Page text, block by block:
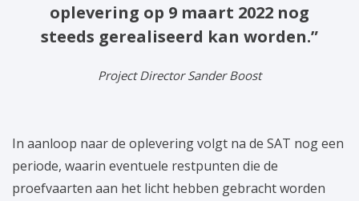
oplevering op 9 maart 2022 nog
steeds gerealiseerd kan worden.”
Project Director Sander Boost
In aanloop naar de oplevering volgt na de SAT nog een
periode, waarin eventuele restpunten die de
proefvaarten aan het licht hebben gebracht worden